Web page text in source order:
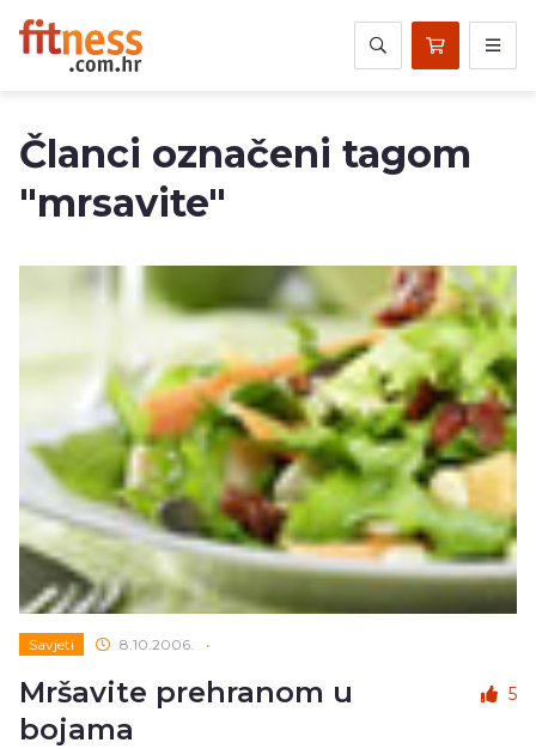
Članci označeni tagom
"mrsavite"
Savjeti 8.10.2006. •
Mršavite prehranom u
bojama
5